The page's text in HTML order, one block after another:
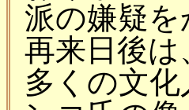
派の嫌疑
再来日後
多くの文